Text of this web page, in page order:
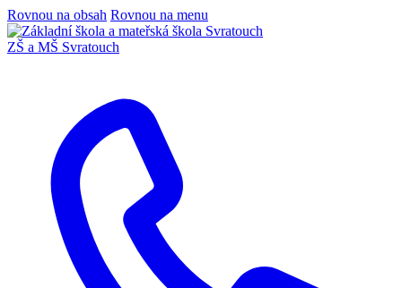
Rovnou na obsah Rovnou na menu
ZŠ a MŠ Svratouch